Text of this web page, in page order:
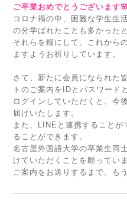
ご卒業おめでとうございます🌸
コロナ禍の中、困難な学生生
の分学ばれたことも多かった
それらを糧にして、これから
ますようお祈りしています。
さて、新たに会員になられた
トのご案内をIDとパスワード
ログインしていただくと、今
届けいたします。
また、LINEと連携すること
ることができます。
名古屋外国語大学の卒業生同
けていただくことを願っていま
ご案内をお送りするまで、も